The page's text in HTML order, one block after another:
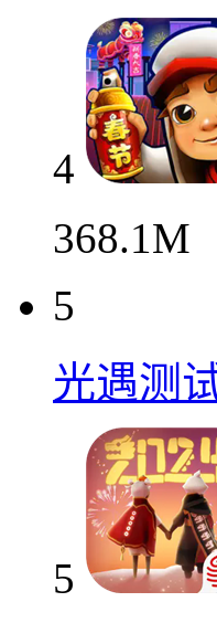
4
368.1M
5
光遇测
5